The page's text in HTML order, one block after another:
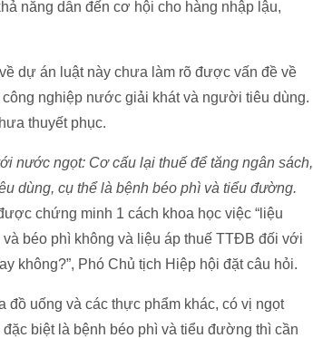
năng dẫn đến cơ hội cho hàng nhập lậu,
dự án luật này chưa làm rõ được vấn đề về
nghiệp nước giải khát và người tiêu dùng.
thuyết phục.
nước ngọt: Cơ cấu lại thuế để tăng ngân sách,
dùng, cụ thể là bệnh béo phì và tiểu đường.
chứng minh 1 cách khoa học việc “liệu
béo phì không và liệu áp thuế TTĐB đối với
không?”, Phó Chủ tịch Hiệp hội đặt câu hỏi.
uống và các thực phẩm khác, có vị ngọt
biệt là bệnh béo phì và tiểu đường thì cần